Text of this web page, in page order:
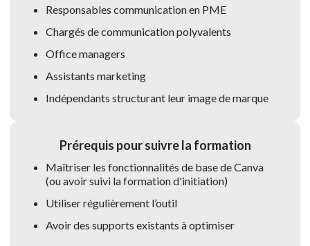
Responsables communication en PME
Chargés de communication polyvalents
Office managers
Assistants marketing
Indépendants structurant leur image de marque
Prérequis pour suivre la formation
Maîtriser les fonctionnalités de base de Canva
(ou avoir suivi la formation d'initiation)
Utiliser régulièrement l’outil
Avoir des supports existants à optimiser